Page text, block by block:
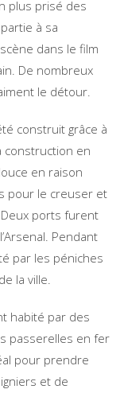
plus prisé des
à sa
dans le film
De nombreux
le détour.
construit grâce à
construction en
en raison
pour le creuser et
ports furent
Pendant
par les péniches
la ville.
habité par des
passerelles en fer
pour prendre
et de